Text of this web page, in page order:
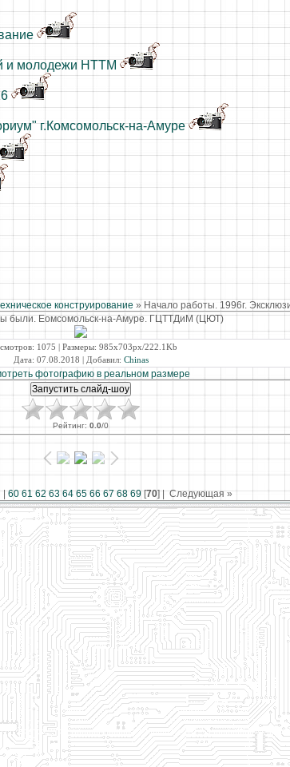
и молодежи НТТМ
г.Комсомольск-на-Амуре
конструирование » Начало работы. 1996г.
были. Еомсомольск-на-Амуре. ГЦТТДиМ (ЦЮТ)
: 1075 | Размеры: 985x703px/222.1Kb
Дата: 07.08.2018 | Добавил: Chinas
фотографию в реальном размере
Рейтинг:0.0/0
60 61 62 63 64 65 66 67 68 69[70] |Следующая »